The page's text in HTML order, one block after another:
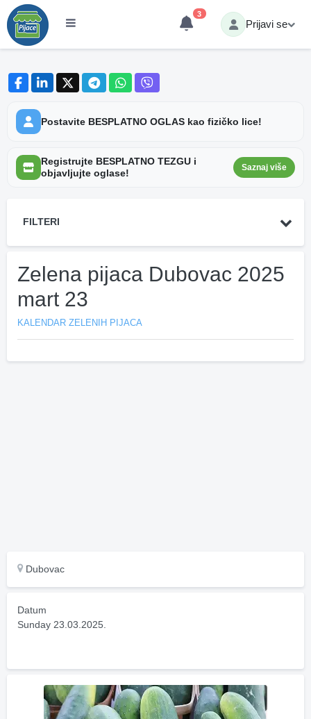
3
Prijavi se
Postavite BESPLATNO OGLAS kao fizičko lice!
Registrujte BESPLATNO TEZGU i
objavljujte oglase!
Saznaj više
FILTERI
Zelena pijaca Dubovac 2025
mart 23
KALENDAR ZELENIH PIJACA
Dubovac
Datum
Sunday 23.03.2025.